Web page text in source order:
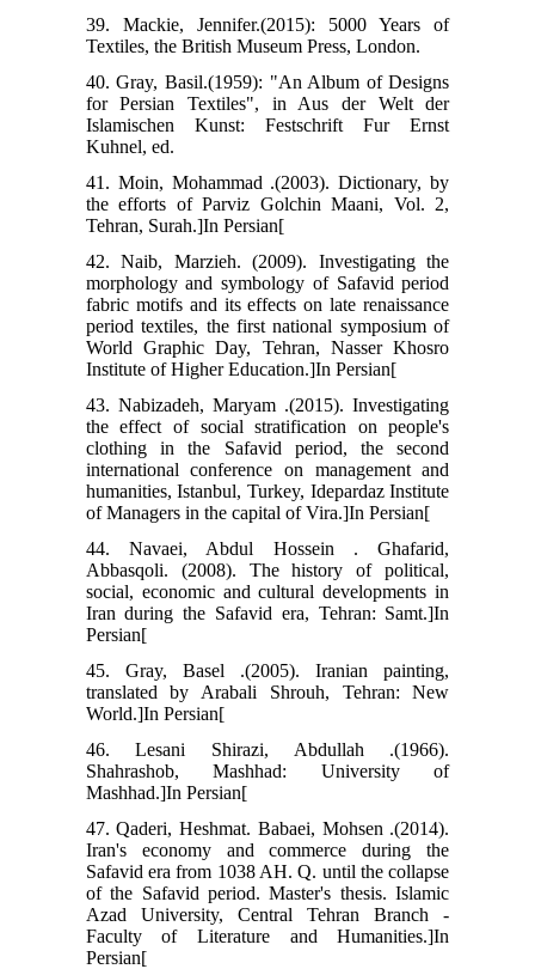
39. Mackie, Jennifer.(2015): 5000 Years of
Textiles, the British Museum Press, London.
40. Gray, Basil.(1959): "An Album of Designs
for Persian Textiles", in Aus der Welt der
Islamischen Kunst: Festschrift Fur Ernst
Kuhnel, ed.
41. Moin, Mohammad .(2003). Dictionary, by
the efforts of Parviz Golchin Maani, Vol. 2,
Tehran, Surah.]In Persian[
42. Naib, Marzieh. (2009). Investigating the
morphology and symbology of Safavid period
fabric motifs and its effects on late renaissance
period textiles, the first national symposium of
World Graphic Day, Tehran, Nasser Khosro
Institute of Higher Education.]In Persian[
43. Nabizadeh, Maryam .(2015). Investigating
the effect of social stratification on people's
clothing in the Safavid period, the second
international conference on management and
humanities, Istanbul, Turkey, Idepardaz Institute
of Managers in the capital of Vira.]In Persian[
44. Navaei, Abdul Hossein . Ghafarid,
Abbasqoli. (2008). The history of political,
social, economic and cultural developments in
Iran during the Safavid era, Tehran: Samt.]In
Persian[
45. Gray, Basel .(2005). Iranian painting,
translated by Arabali Shrouh, Tehran: New
World.]In Persian[
46. Lesani Shirazi, Abdullah .(1966).
Shahrashob, Mashhad: University of
Mashhad.]In Persian[
47. Qaderi, Heshmat. Babaei, Mohsen .(2014).
Iran's economy and commerce during the
Safavid era from 1038 AH. Q. until the collapse
of the Safavid period. Master's thesis. Islamic
Azad University, Central Tehran Branch -
Faculty of Literature and Humanities.]In
Persian[